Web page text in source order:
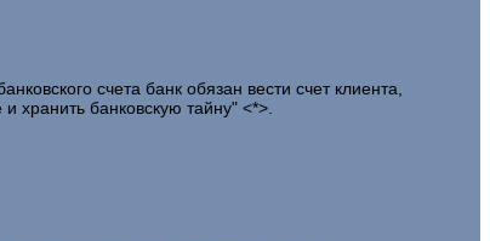
счета банк обязан вести счет клиента,
хранить банковскую тайну" <*>.